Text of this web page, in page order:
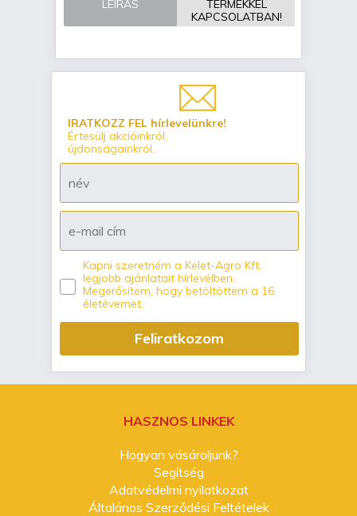
LEÍRÁS
TERMÉKKEL
KAPCSOLATBAN!
IRATKOZZ FEL hírlevelünkre!
Értesülj akcióinkról,
újdonságainkról.
Kapni szeretném a Kelet-Agro Kft.
legjobb ajánlatait hírlevélben.
Megerősítem, hogy betöltöttem a 16.
életévemet.
Feliratkozom
HASZNOS LINKEK
Hogyan vásároljunk?
Segítség
Adatvédelmi nyilatkozat
Általános Szerződési Feltételek